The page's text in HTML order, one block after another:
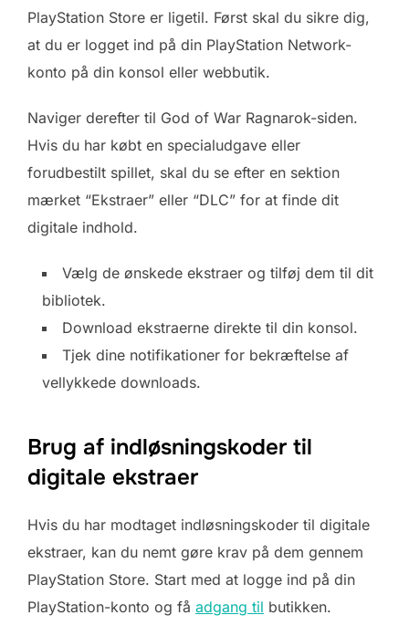
PlayStation Store er ligetil. Først skal du sikre dig,
at du er logget ind på din PlayStation Network-
konto på din konsol eller webbutik.
Naviger derefter til God of War Ragnarok-siden.
Hvis du har købt en specialudgave eller
forudbestilt spillet, skal du se efter en sektion
mærket “Ekstraer” eller “DLC” for at finde dit
digitale indhold.
Vælg de ønskede ekstraer og tilføj dem til dit
bibliotek.
Download ekstraerne direkte til din konsol.
Tjek dine notifikationer for bekræftelse af
vellykkede downloads.
Brug af indløsningskoder til
digitale ekstraer
Hvis du har modtaget indløsningskoder til digitale
ekstraer, kan du nemt gøre krav på dem gennem
PlayStation Store. Start med at logge ind på din
PlayStation-konto og få adgang til butikken.